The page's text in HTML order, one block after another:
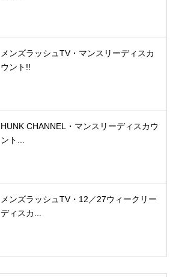
メンズラッシュTV・マンスリーディスカ
ウント!!
HUNK CHANNEL・マンスリーディスカウ
ント...
メンズラッシュTV・12／27ウィークリー
ディスカ...